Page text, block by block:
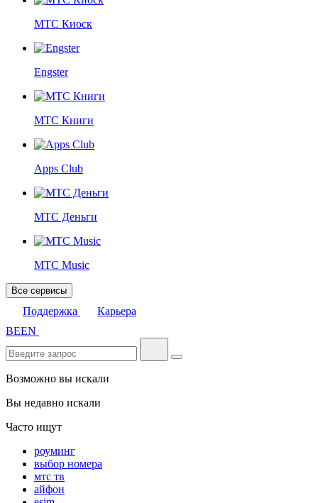
МТС Киоск
Engster
МТС Книги
Apps Club
МТС Деньги
МТС Music
Все сервисы
Поддержка
Карьера
BEEN
Возможно вы искали
Вы недавно искали
Часто ищут
роуминг
выбор номера
мтс тв
айфон